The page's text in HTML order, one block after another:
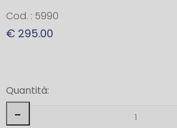
Cod. : 5990
€ 295.00
Quantità:
-